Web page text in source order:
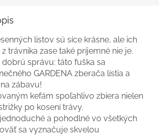
listov sú síce krásne, ale ich
trávnika zase také príjemné nie je.
správu: táto fuška sa
GARDENA zberača lístia a
zábavu!
kefám spoľahlivo zbiera nielen
po kosení trávy.
a pohodlné vo všetkých
sa vyznačuje skvelou